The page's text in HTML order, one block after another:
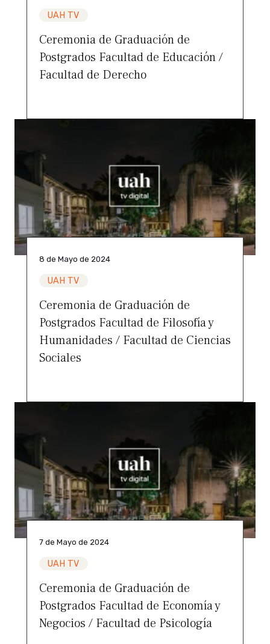
UAH TV
Ceremonia de Graduación de
Postgrados Facultad de Educación /
Facultad de Derecho
8 de Mayo de 2024
UAH TV
Ceremonia de Graduación de
Postgrados Facultad de Filosofía y
Humanidades / Facultad de Ciencias
Sociales
7 de Mayo de 2024
UAH TV
Ceremonia de Graduación de
Postgrados Facultad de Economía y
Negocios / Facultad de Psicología